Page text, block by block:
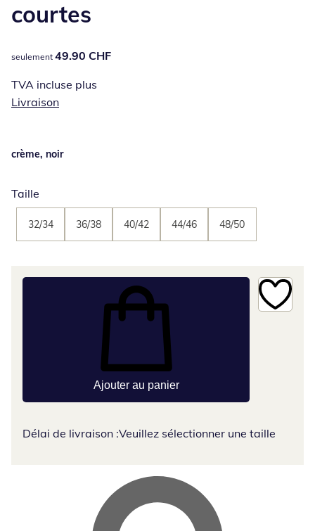
courtes
49.90 CHF
seulement 49.90 CHF
TVA incluse plus
Livraison
crème, noir
Taille
32/34 36/38 40/42 44/46 48/50
Ajouter au panier
Délai de livraison :Veuillez sélectionner une taille